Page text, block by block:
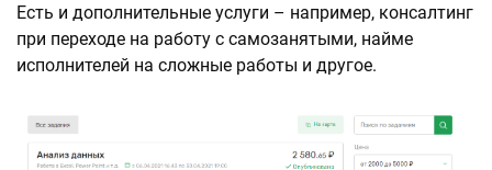
Есть и дополнительные услуги – например, консалтинг
при переходе на работу с самозанятыми, найме
исполнителей на сложные работы и другое.